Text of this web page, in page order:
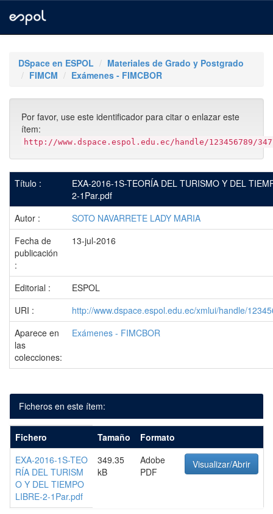
navigationDSpace en ESPOL
Materiales de Grado y Postgrado
FIMCM
Exámenes - FIMCBOR
Por favor, use este identificador para citar o enlazar este
ítem:
http://www.dspace.espol.edu.ec/handle/123456789/
Título :
EXA-2016-1S-TEORÍA DEL TURISMO Y DEL
2-1Par.pdf
Autor :
SOTO NAVARRETE LADY MARIA
Fecha de
publicación
:
13-jul-2016
Editorial :
ESPOL
URI :
http://www.dspace.espol.edu.ec/xmlui/handle/
Aparece en
las
colecciones:
Exámenes - FIMCBOR
Ficheros en este ítem:
Fichero Tamaño
Formato
EXA-2016-1S-TEO
RÍA DEL TURISM
O Y DEL TIEMPO
LIBRE-2-1Par.pdf
349.35
kB
Adobe
PDF
Visualizar/Abrir